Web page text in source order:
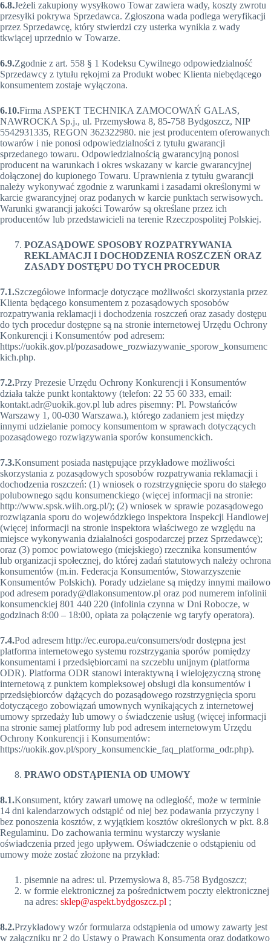
6.8.Jeżeli zakupiony wysyłkowo Towar zawiera wady, koszty zwrotu
przesyłki pokrywa Sprzedawca. Zgłoszona wada podlega weryfikacji
przez Sprzedawcę, który stwierdzi czy usterka wynikła z wady
tkwiącej uprzednio w Towarze.
6.9.Zgodnie z art. 558 § 1 Kodeksu Cywilnego odpowiedzialność
Sprzedawcy z tytułu rękojmi za Produkt wobec Klienta niebędącego
konsumentem zostaje wyłączona.
6.10.Firma ASPEKT TECHNIKA ZAMOCOWAŃ GALAS,
NAWROCKA Sp.j., ul. Przemysłowa 8, 85-758 Bydgoszcz, NIP
5542931335, REGON 362322980. nie jest producentem oferowanych
towarów i nie ponosi odpowiedzialności z tytułu gwarancji
sprzedanego towaru. Odpowiedzialnością gwarancyjną ponosi
producent na warunkach i okres wskazany w karcie gwarancyjnej
dołączonej do kupionego Towaru. Uprawnienia z tytułu gwarancji
należy wykonywać zgodnie z warunkami i zasadami określonymi w
karcie gwarancyjnej oraz podanych w karcie punktach serwisowych.
Warunki gwarancji jakości Towarów są określane przez ich
producentów lub przedstawicieli na terenie Rzeczpospolitej Polskiej.
POZASĄDOWE SPOSOBY ROZPATRYWANIA
REKLAMACJI I DOCHODZENIA ROSZCZEŃ ORAZ
ZASADY DOSTĘPU DO TYCH PROCEDUR
7.1.Szczegółowe informacje dotyczące możliwości skorzystania przez
Klienta będącego konsumentem z pozasądowych sposobów
rozpatrywania reklamacji i dochodzenia roszczeń oraz zasady dostępu
do tych procedur dostępne są na stronie internetowej Urzędu Ochrony
Konkurencji i Konsumentów pod adresem:
https://uokik.gov.pl/pozasadowe_rozwiazywanie_sporow_konsumenc
kich.php.
7.2.Przy Prezesie Urzędu Ochrony Konkurencji i Konsumentów
działa także punkt kontaktowy (telefon: 22 55 60 333, email:
kontakt.adr@uokik.gov.pl lub adres pisemny: Pl. Powstańców
Warszawy 1, 00-030 Warszawa.), którego zadaniem jest między
innymi udzielanie pomocy konsumentom w sprawach dotyczących
pozasądowego rozwiązywania sporów konsumenckich.
7.3.Konsument posiada następujące przykładowe możliwości
skorzystania z pozasądowych sposobów rozpatrywania reklamacji i
dochodzenia roszczeń: (1) wniosek o rozstrzygnięcie sporu do stałego
polubownego sądu konsumenckiego (więcej informacji na stronie:
http://www.spsk.wiih.org.pl/); (2) wniosek w sprawie pozasądowego
rozwiązania sporu do wojewódzkiego inspektora Inspekcji Handlowej
(więcej informacji na stronie inspektora właściwego ze względu na
miejsce wykonywania działalności gospodarczej przez Sprzedawcę);
oraz (3) pomoc powiatowego (miejskiego) rzecznika konsumentów
lub organizacji społecznej, do której zadań statutowych należy ochrona
konsumentów (m.in. Federacja Konsumentów, Stowarzyszenie
Konsumentów Polskich). Porady udzielane są między innymi mailowo
pod adresem porady@dlakonsumentow.pl oraz pod numerem infolinii
konsumenckiej 801 440 220 (infolinia czynna w Dni Robocze, w
godzinach 8:00 – 18:00, opłata za połączenie wg taryfy operatora).
7.4.Pod adresem http://ec.europa.eu/consumers/odr dostępna jest
platforma internetowego systemu rozstrzygania sporów pomiędzy
konsumentami i przedsiębiorcami na szczeblu unijnym (platforma
ODR). Platforma ODR stanowi interaktywną i wielojęzyczną stronę
internetową z punktem kompleksowej obsługi dla konsumentów i
przedsiębiorców dążących do pozasądowego rozstrzygnięcia sporu
dotyczącego zobowiązań umownych wynikających z internetowej
umowy sprzedaży lub umowy o świadczenie usług (więcej informacji
na stronie samej platformy lub pod adresem internetowym Urzędu
Ochrony Konkurencji i Konsumentów:
https://uokik.gov.pl/spory_konsumenckie_faq_platforma_odr.php).
PRAWO ODSTĄPIENIA OD UMOWY
8.1.Konsument, który zawarł umowę na odległość, może w terminie
14 dni kalendarzowych odstąpić od niej bez podawania przyczyny i
bez ponoszenia kosztów, z wyjątkiem kosztów określonych w pkt. 8.8
Regulaminu. Do zachowania terminu wystarczy wysłanie
oświadczenia przed jego upływem. Oświadczenie o odstąpieniu od
umowy może zostać złożone na przykład:
pisemnie na adres: ul. Przemysłowa 8, 85-758 Bydgoszcz;
w formie elektronicznej za pośrednictwem poczty elektronicznej
na adres: sklep@aspekt.bydgoszcz.pl ;
8.2.Przykładowy wzór formularza odstąpienia od umowy zawarty jest
w załączniku nr 2 do Ustawy o Prawach Konsumenta oraz dodatkowo